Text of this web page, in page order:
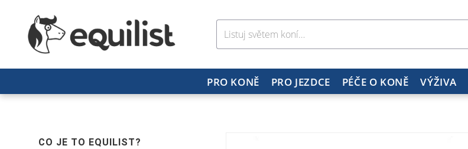
PRO KONĚ PRO JEZDCE PÉČE O KONĚ VÝŽIVA
CO JE TO EQUILIST?